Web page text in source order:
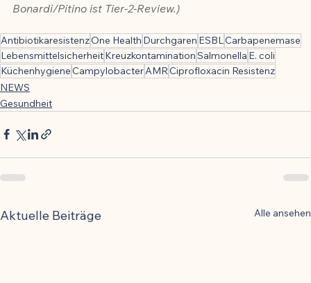
Bonardi/Pitino ist Tier-2-Review.)
AntibiotikaresistenzOne Health Durchgaren ESBL Carbapenemase
LebensmittelsicherheitKreuzkontaminationSalmonella E. coli
KüchenhygieneCampylobacterAMRCiprofloxacin Resistenz
NEWS
Gesundheit
Aktuelle Beiträge Alle ansehen